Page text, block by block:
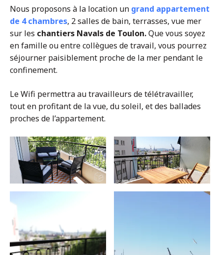
Nous proposons à la location un grand appartement
de 4 chambres, 2 salles de bain, terrasses, vue mer
sur les chantiers Navals de Toulon.Que vous soyez
en famille ou entre collègues de travail, vous pourrez
séjourner paisiblement proche de la mer pendant le
confinement.
Le Wifi permettra au travailleurs de télétravailler,
tout en profitant de la vue, du soleil, et des ballades
proches de l’appartement.